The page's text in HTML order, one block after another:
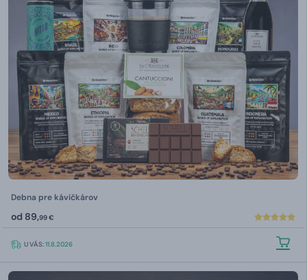
Debna pre kávičkárov
od 89,99 €
U VÁS:11.8.2026